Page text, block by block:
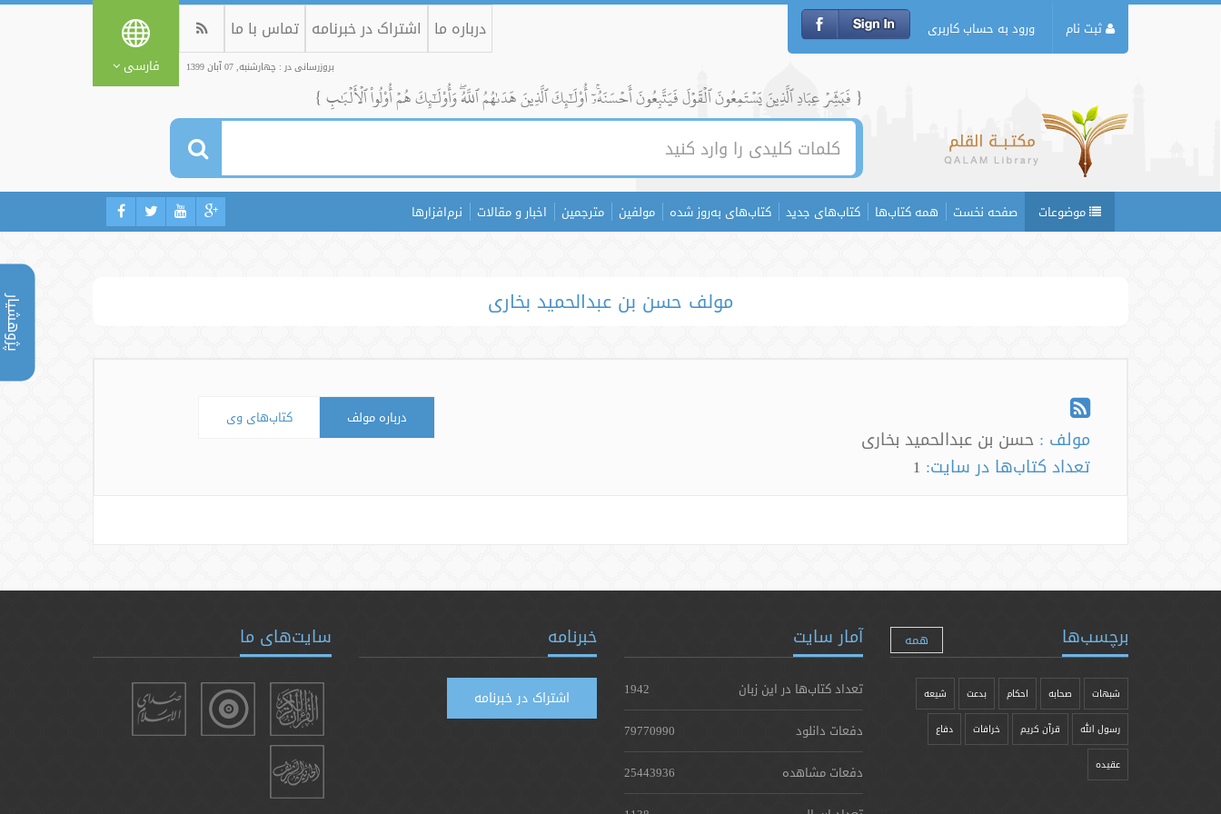
پژوهشیار
ثبت نام ورود به حساب کاربری درباره ما اشتراک در خبرنامه تماس با ما
بروزرسانی در : چهارشنبه, 07 آبان 1399 فارسی
{ فَبَشِّرۡ عِبَادِ ٱلَّذِينَ يَسۡتَمِعُونَ ٱلۡقَوۡلَ فَيَتَّبِعُونَ أَحۡسَنَهُۥٓۚ أُوْلَٰٓئِكَ ٱلَّذِينَ هَدَىٰهُمُ ٱللَّهُۖ وَأُوْلَٰٓئِكَ هُمۡ أُوْلُواْ ٱلۡأَلۡبَٰبِ }
موضوعات صفحه نخست همه کتاب‌ها کتاب‌های جدید کتاب‌های به‌روز شده مولفین مترجمین اخبار و مقالات نرم‌افزارها
مولف حسن بن عبدالحمید بخاری
مولف : حسن بن عبدالحمید بخاری
تعداد کتاب‌ها در سایت: 1
درباره مولف کتاب‌های وی
برچسب‌ها همه
شبهات صحابه احکام بدعت شیعه
رسول الله قرآن کریم خرافات دفاع
عقیده
آمار سایت
تعداد کتاب‌ها در این زبان
1942
دفعات دانلود
79770990
دفعات مشاهده
25443936
خبرنامه
اشتراک در خبرنامه
سایت‌های ما